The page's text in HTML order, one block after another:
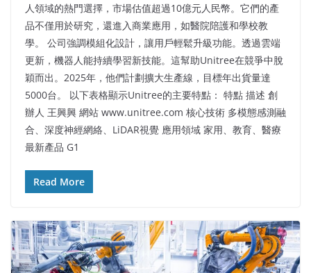
人領域的熱門選擇，市場估值超過10億元人民幣。它們的產
品不僅用於研究，還進入商業應用，如醫院陪護和學校教
學。​ 公司強調模組化設計，讓用戶輕鬆升級功能。透過雲端
更新，機器人能持續學習新技能。這幫助Unitree在競爭中脫
穎而出。2025年，他們計劃擴大生產線，目標年出貨量達
5000台。​ 以下表格顯示Unitree的主要特點： 特點 描述 創
辦人 王興興 網站 www.unitree.com 核心技術 多模態感測融
合、深度神經網絡、LiDAR視覺 應用領域 家用、教育、醫療
最新產品 G1
Read More